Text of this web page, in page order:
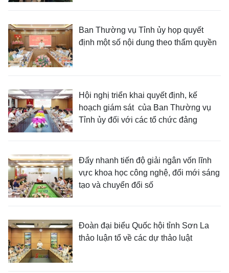
Ban Thường vụ Tỉnh ủy họp quyết
định một số nội dung theo thẩm quyền
Hội nghị triển khai quyết định, kế
hoạch giám sát của Ban Thường vụ
Tỉnh ủy đối với các tổ chức đảng
Đẩy nhanh tiến độ giải ngân vốn lĩnh
vực khoa học công nghệ, đổi mới sáng
tạo và chuyển đổi số
Đoàn đại biểu Quốc hội tỉnh Sơn La
thảo luận tổ về các dự thảo luật